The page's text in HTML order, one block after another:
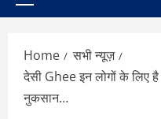
Primary
Home
सभी न्यूज़
देसी Ghee इन लोगों के लिए
नुकसान…